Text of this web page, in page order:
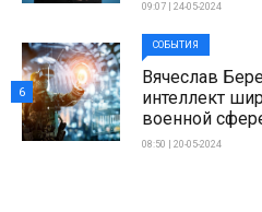
09:07 | 24-05-2024
СОБЫТИЯ
Вячеслав
интеллект
военной
08:50 | 20-05-2024
6